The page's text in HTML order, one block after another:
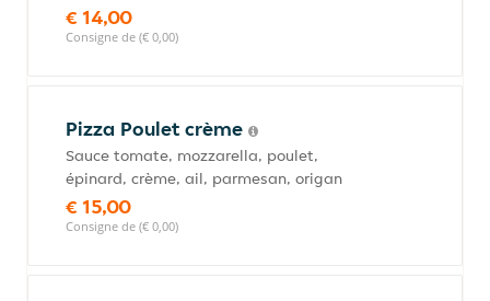
€ 14,00
Consigne de (€ 0,00)
Pizza Poulet crème
Sauce tomate, mozzarella, poulet,
épinard, crème, ail, parmesan, origan
€ 15,00
Consigne de (€ 0,00)